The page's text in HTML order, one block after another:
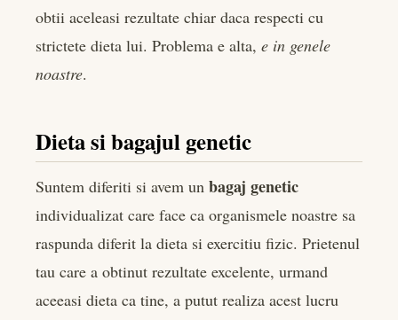
obtii aceleasi rezultate chiar daca respecti cu
strictete dieta lui. Problema e alta, e in genele
noastre.
Dieta si bagajul genetic
Suntem diferiti si avem un bagaj genetic
individualizat care face ca organismele noastre sa
raspunda diferit la dieta si exercitiu fizic. Prietenul
tau care a obtinut rezultate excelente, urmand
aceeasi dieta ca tine, a putut realiza acest lucru